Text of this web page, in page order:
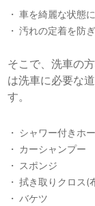
車を綺麗な状態
汚れの定着を防
そこで、洗車の
は洗車に必要な
す。
シャワー付きホ
カーシャンプー
スポンジ
拭き取りクロス(
バケツ